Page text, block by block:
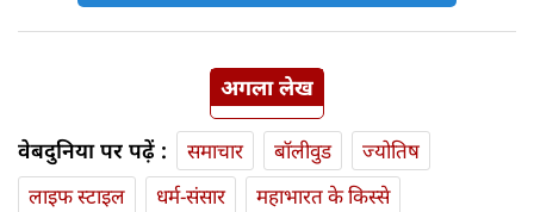
अगला लेख
वेबदुनिया पर पढ़ें : समाचार बॉलीवुड
ज्योतिष
लाइफ स्‍टाइल
धर्म-संसार
महाभारत के किस्से